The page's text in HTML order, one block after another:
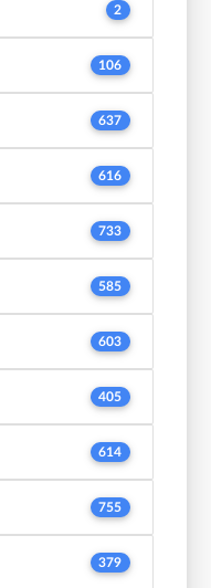
2
106
637
616
733
585
603
405
614
755
379